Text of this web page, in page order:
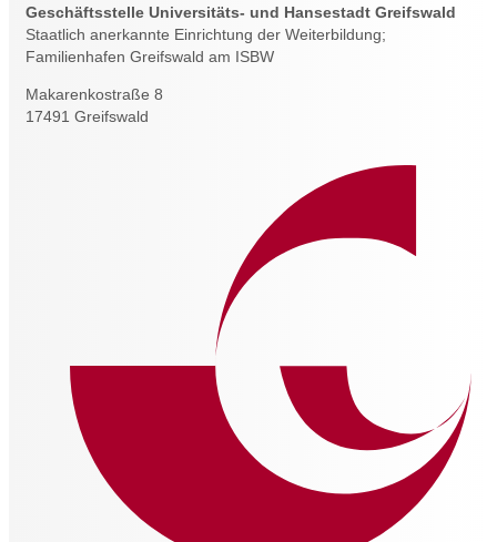
Geschäftsstelle Universitäts- und Hansestadt Greifswald
Staatlich anerkannte Einrichtung der Weiterbildung;
Familienhafen Greifswald am ISBW
Makarenkostraße 8
17491 Greifswald